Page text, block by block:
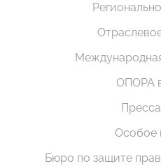
ОПОРА
Особое
Бюро по защите